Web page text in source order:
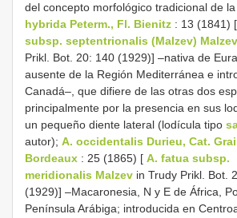
del concepto morfológico tradicional de
hybrida Peterm., Fl. Bienitz : 13 (1841) [
subsp. septentrionalis (Malzev) Malzev
Prikl. Bot. 20: 140 (1929)] –nativa de
ausente de la Región Mediterránea e
Canadá–, que difiere de las otras dos
principalmente por la presencia en sus
un pequeño diente lateral (lodícula tipo
autor); A. occidentalis Durieu, Cat.
Bordeaux : 25 (1865) [ A. fatua subsp.
meridionalis Malzev in Trudy Prikl. Bot.
(1929)] –Macaronesia, N y E de África,
Península Arábiga; introducida en